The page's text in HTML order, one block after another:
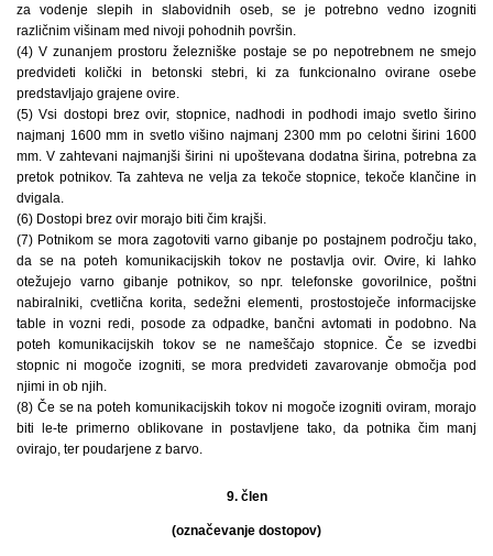
za vodenje slepih in slabovidnih oseb, se je potrebno vedno izogniti
različnim višinam med nivoji pohodnih površin.
(4) V zunanjem prostoru železniške postaje se po nepotrebnem ne smejo
predvideti količki in betonski stebri, ki za funkcionalno ovirane osebe
predstavljajo grajene ovire.
(5) Vsi dostopi brez ovir, stopnice, nadhodi in podhodi imajo svetlo širino
najmanj 1600 mm in svetlo višino najmanj 2300 mm po celotni širini 1600
mm. V zahtevani najmanjši širini ni upoštevana dodatna širina, potrebna za
pretok potnikov. Ta zahteva ne velja za tekoče stopnice, tekoče klančine in
dvigala.
(6) Dostopi brez ovir morajo biti čim krajši.
(7) Potnikom se mora zagotoviti varno gibanje po postajnem področju tako,
da se na poteh komunikacijskih tokov ne postavlja ovir. Ovire, ki lahko
otežujejo varno gibanje potnikov, so npr. telefonske govorilnice, poštni
nabiralniki, cvetlična korita, sedežni elementi, prostostoječe informacijske
table in vozni redi, posode za odpadke, bančni avtomati in podobno. Na
poteh komunikacijskih tokov se ne nameščajo stopnice. Če se izvedbi
stopnic ni mogoče izogniti, se mora predvideti zavarovanje območja pod
njimi in ob njih.
(8) Če se na poteh komunikacijskih tokov ni mogoče izogniti oviram, morajo
biti le-te primerno oblikovane in postavljene tako, da potnika čim manj
ovirajo, ter poudarjene z barvo.
9. člen
(označevanje dostopov)